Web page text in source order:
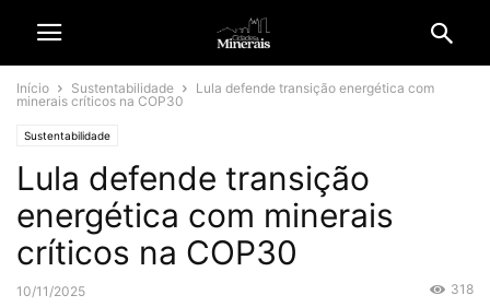
Início Sustentabilidade
Lula defende transição energética com
minerais críticos na COP30
Sustentabilidade
Lula defende transição
energética com minerais
críticos na COP30
10/11/2025 318